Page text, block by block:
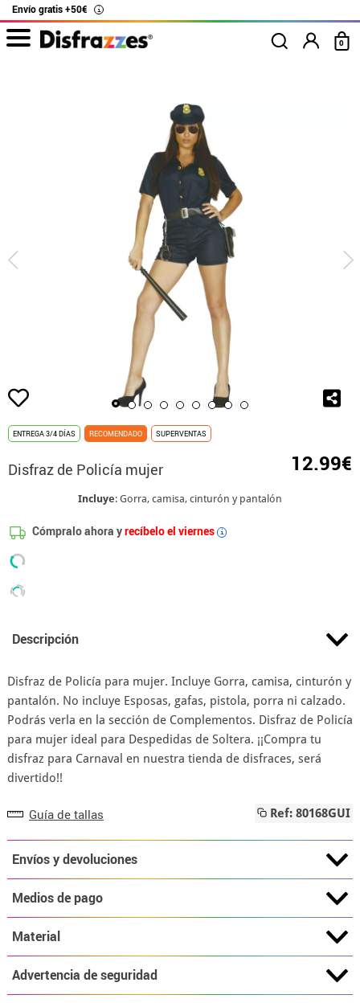
Envío gratis +50€ i
0
ENTREGA 3/4 DÍAS RECOMENDADO SUPERVENTAS
Disfraz de Policía mujer 12.99€
Incluye: Gorra, camisa, cinturón y pantalón
Cómpralo ahora yrecíbelo el viernes i
Descripción
Disfraz de Policía para mujer. Incluye Gorra, camisa, cinturón y
pantalón. No incluye Esposas, gafas, pistola, porra ni calzado.
Podrás verla en la sección de Complementos. Disfraz de Policía
para mujer ideal para Despedidas de Soltera. ¡¡Compra tu
disfraz para Carnaval en nuestra tienda de disfraces, será
divertido!!
Guía de tallas Ref: 80168GUI
Envíos y devoluciones
Medios de pago
Material
Advertencia de seguridad